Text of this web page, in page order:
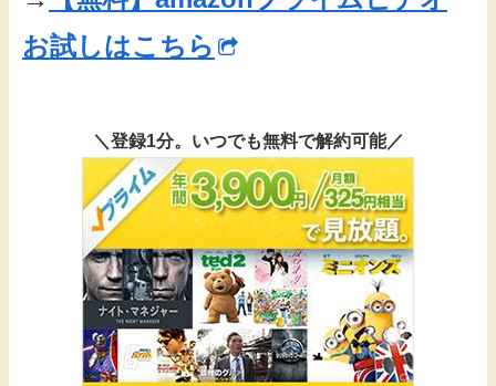
お試しはこちら
＼登録1分。いつでも無料で解約可能／